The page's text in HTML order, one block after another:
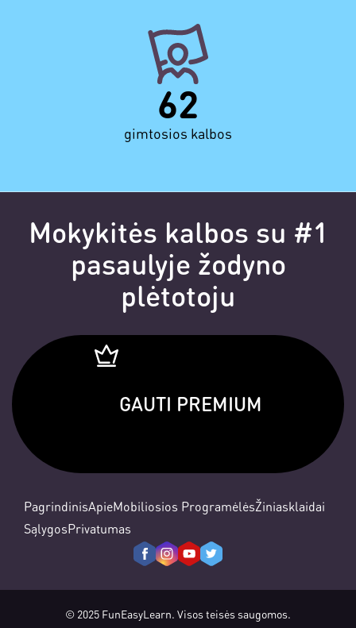
62
gimtosios kalbos
Mokykitės kalbos su #1
pasaulyje žodyno
plėtotoju
GAUTI PREMIUM
PagrindinisApieMobiliosios ProgramėlėsŽiniasklaidai
SąlygosPrivatumas
© 2025 FunEasyLearn. Visos teisės saugomos.